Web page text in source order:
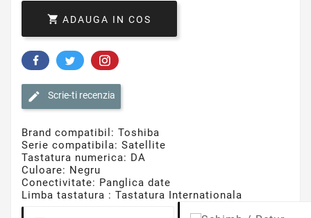
 ADAUGA IN COS
Scrie-ti recenzia
Brand compatibil: Toshiba
Serie compatibila: Satellite
Tastatura numerica: DA
Culoare: Negru
Conectivitate: Panglica date
Limba tastatura : Tastatura Internationala